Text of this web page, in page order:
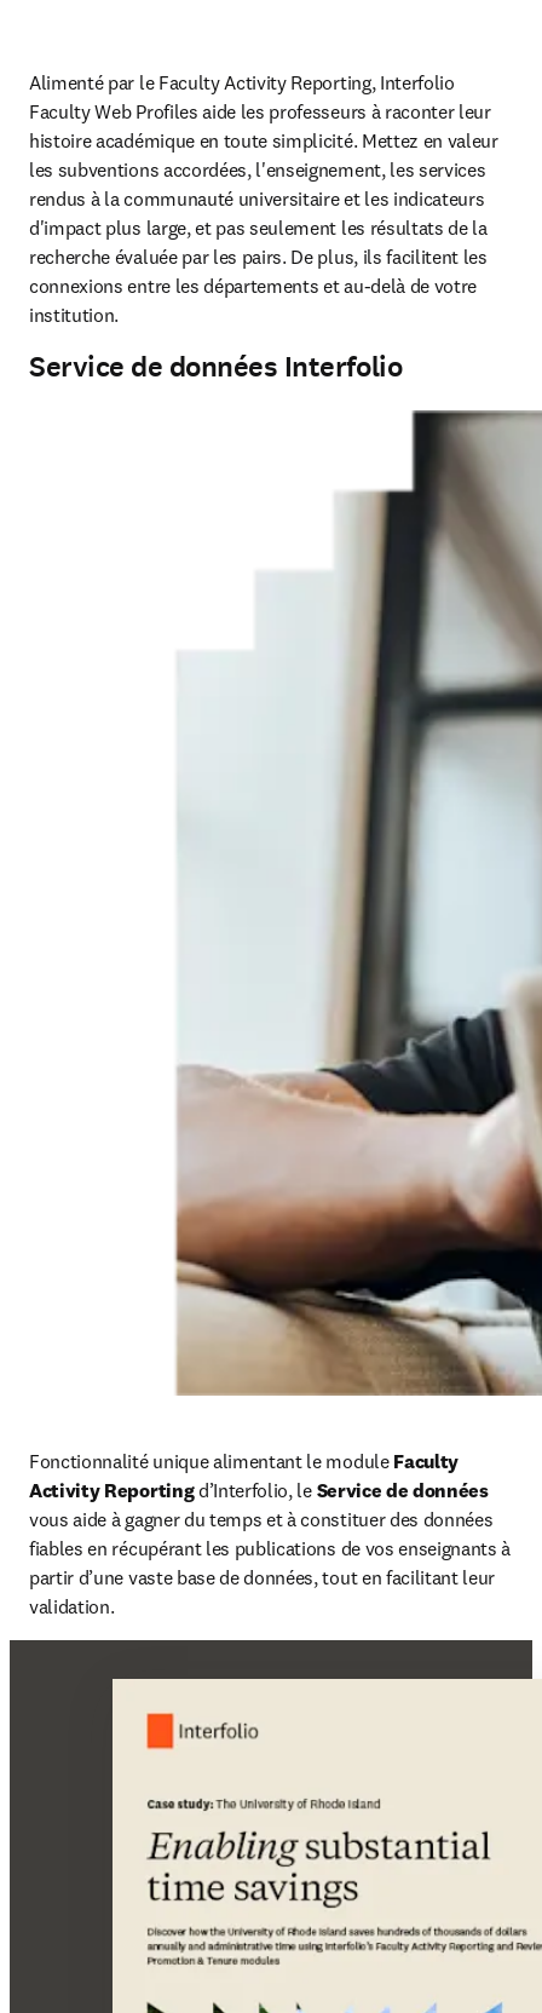
Alimenté par le Faculty Activity Reporting, Interfolio
Faculty Web Profiles aide les professeurs à raconter leur
histoire académique en toute simplicité. Mettez en valeur
les subventions accordées, l'enseignement, les services
rendus à la communauté universitaire et les indicateurs
d'impact plus large, et pas seulement les résultats de la
recherche évaluée par les pairs. De plus, ils facilitent les
connexions entre les départements et au-delà de votre
institution.
Service de données Interfolio
Fonctionnalité unique alimentant le module Faculty
Activity Reporting d’Interfolio, le Service de données
vous aide à gagner du temps et à constituer des données
fiables en récupérant les publications de vos enseignants à
partir d’une vaste base de données, tout en facilitant leur
validation.